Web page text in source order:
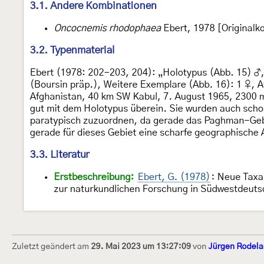
3.1. Andere Kombinationen
Oncocnemis rhodophaeaEbert, 1978
3.2. Typenmaterial
Ebert (1978: 202-203, 204): „Holotypus (Abb. 15)
(Boursin präp.), Weitere Exemplare (Abb. 16): 1 ♀,
Afghanistan, 40 km SW Kabul, 7. August 1965,
gut mit dem Holotypus überein. Sie wurden auch
paratypisch zuzuordnen, da gerade das Paghman-
gerade für dieses Gebiet eine scharfe
3.3. Literatur
Erstbeschreibung: Ebert, G. (1978) : Neue
zur naturkundlichen Forschung in
Zuletzt geändert am 29. Mai 2023 um 13:27:09 von Jürgen